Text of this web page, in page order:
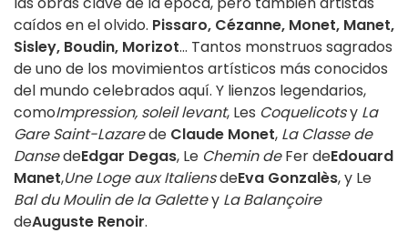
caídos en el olvido. Pissaro, Cézanne, Monet, Manet,
Sisley, Boudin, Morizot... Tantos monstruos sagrados
de uno de los movimientos artísticos más conocidos
del mundo celebrados aquí. Y lienzos legendarios,
comoImpression, soleil levant, Les Coquelicotsy La
Gare Saint-Lazarede Claude Monet, La Classe de
DansedeEdgar Degas, Le Chemin deFer deEdouard
Manet,Une Loge aux ItaliensdeEva Gonzalès, y Le
Bal du Moulin de la Galettey La Balançoire
deAuguste Renoir.